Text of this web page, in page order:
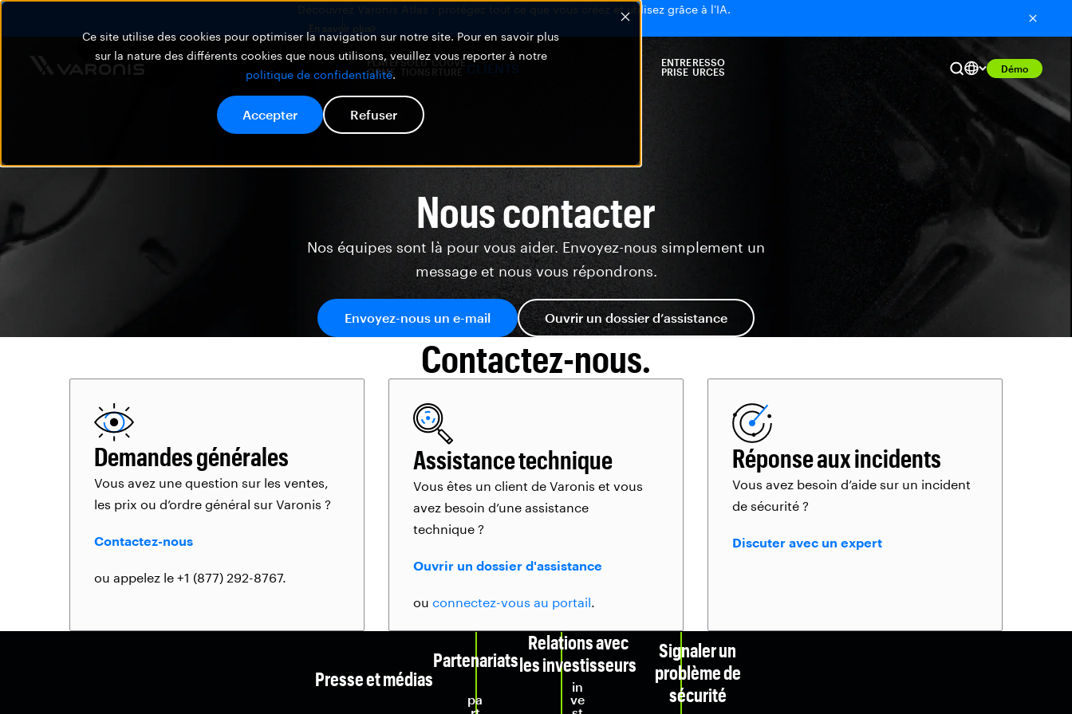
Ce site utilise des cookies pour optimiser la navigation sur notre site. Pour en savoir plus
sur la nature des différents cookies que nous utilisons, veuillez vous reporter à notre
politique de confidentialité.
Accepter Refuser
Découvrez Varonis Atlas : protégez tout ce que vous créez et utilisez grâce à l'IA.
En savoir plus
PLATEF
ORME
SOLU
TIONS
COUVE
RTURE CLIENTS
ENTRE
PRISE
RESSO
URCES
Démo
Nous contacter
Nos équipes sont là pour vous aider. Envoyez-nous simplement un
message et nous vous répondrons.
Envoyez-nous un e-mail Ouvrir un dossier d’assistance
Contactez-nous.
Demandes générales
Vous avez une question sur les ventes,
les prix ou d’ordre général sur Varonis ?
Contactez-nous
ou appelez le +1 (877) 292-8767.
Assistance technique
Vous êtes un client de Varonis et vous
avez besoin d’une assistance
technique ?
Ouvrir un dossier d'assistance
ou connectez-vous au portail.
Réponse aux incidents
Vous avez besoin d’aide sur un incident
de sécurité ?
Discuter avec un expert
Presse et médias
Partenariats
pa
Relations avec
les investisseurs
in
ve
Signaler un
problème de
sécurité